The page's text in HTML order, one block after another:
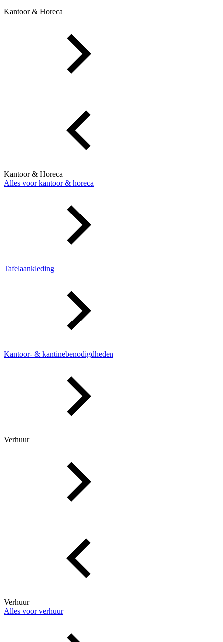
Kantoor & Horeca
Kantoor & Horeca
Alles voor kantoor & horeca
Tafelaankleding
Kantoor- & kantinebenodigdheden
Verhuur
Verhuur
Alles voor verhuur